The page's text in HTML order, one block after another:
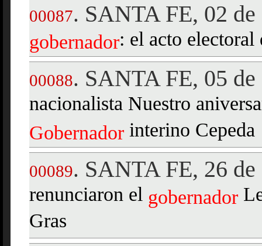
00087. SANTA FE, 02 de
gobernador: el acto electoral
00088. SANTA FE, 05 de
nacionalista Nuestro
Gobernador interino Cepeda
00089. SANTA FE, 26 de
renunciaron el gobernador
Gras